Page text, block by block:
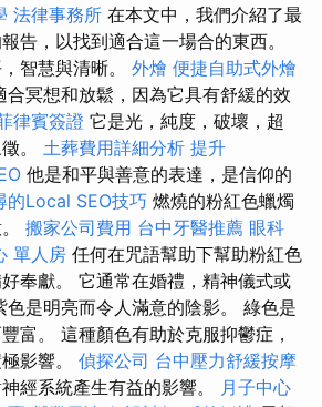
法律事務所 在本文中，我們介紹了最
告，以找到適合這一場合的東西。
智慧與清晰。 外燴 便捷自助式外燴
合冥想和放鬆，因為它具有舒緩的效
律賓簽證 它是光，純度，破壞，超
。 土葬費用詳細分析 提升
他是和平與善意的表達，是信仰的
的Local SEO技巧 燃燒的粉紅色蠟燭
搬家公司費用 台中牙醫推薦 眼科
單人房 任何在咒語幫助下幫助粉紅色
奉獻。 它通常在婚禮，精神儀式或
是明亮而令人滿意的陰影。 綠色是
富。 這種顏色有助於克服抑鬱症，
影響。 偵探公司 台中壓力舒緩按摩
經系統產生有益的影響。
月子中心